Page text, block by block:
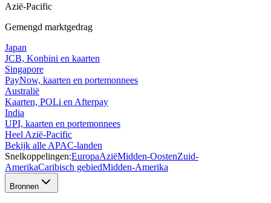
Azië-Pacific
Gemengd marktgedrag
Japan
JCB, Konbini en kaarten
Singapore
PayNow, kaarten en portemonnees
Australië
Kaarten, POLi en Afterpay
India
UPI, kaarten en portemonnees
Heel Azië-Pacific
Bekijk alle APAC-landen
Snelkoppelingen:EuropaAziëMidden-OostenZuid-
AmerikaCaribisch gebiedMidden-Amerika
Bronnen